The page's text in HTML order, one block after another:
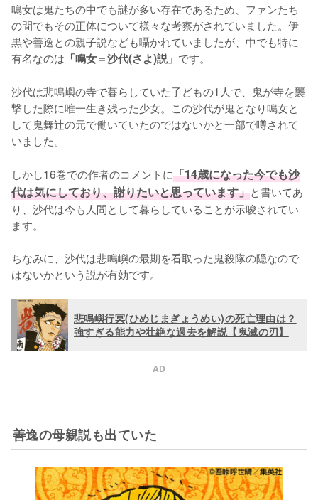
鳴女は鬼たちの中でも謎が多い存在であるため、ファンたち
の間でもその正体について様々な考察がされていました。伊
黒や善逸との親子説なども囁かれていましたが、中でも特に
有名なのは 「鳴女＝沙代(さよ)説」 です。
沙代は悲鳴嶼の寺で暮らしていた子どもの1人で、鬼が寺を襲
撃した際に唯一生き残った少女。この沙代が鬼となり鳴女と
して鬼舞辻の元で働いていたのではないかと一部で噂されて
いました。
しかし16巻での作者のコメントに「14歳になった今でも沙
代は気にしており、謝りたいと思っています」と書いてあ
り、沙代は今も人間として暮らしていることが示唆されてい
ます。
ちなみに、沙代は悲鳴嶼の最期を看取った鬼殺隊の隠なので
はないかという説が有効です。
悲鳴嶼行冥(ひめじまぎょうめい)の死亡理由は？
強すぎる能力や壮絶な過去を解説【鬼滅の刃】
AD
善逸の母親説も出ていた